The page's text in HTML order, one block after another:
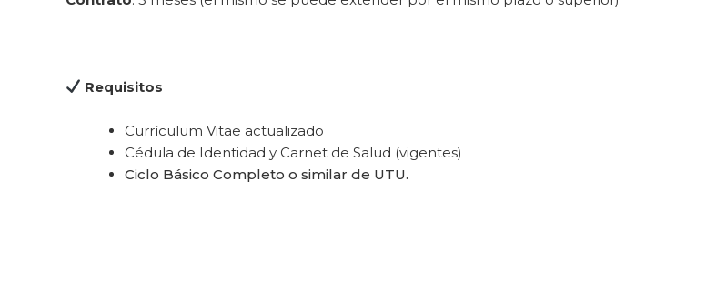
Requisitos
Currículum Vitae actualizado
Cédula de Identidad y Carnet de Salud (vigentes)
Ciclo Básico Completo o similar de UTU.